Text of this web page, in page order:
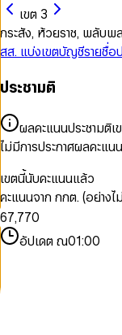
เขต 3
กระสัง, ห้วยราช, พลับพ
สส. แบ่งเขตบัญชีรายชื่อ
ประชามติ
ผลคะแนนประชามติเ
ไม่มีการประกาศผลคะแน
เขตนี้นับคะแนนแล้ว
คะแนนจาก กกต. (อย่างไ
0
1
2
3
4
5
6
7
8
0
1
2
3
4
5
6
7
8
9
,
0
1
2
3
4
5
6
7
8
9
1
2
3
4
5
6
7
8
9
0
1
2
อัปเดต ณ01:00